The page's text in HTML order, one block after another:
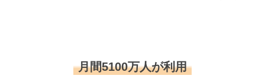
月間5100万人が利用